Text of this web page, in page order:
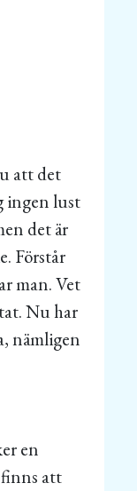
att det
ingen lust
det är
Förstår
man. Vet
Nu har
nämligen
en
finns att